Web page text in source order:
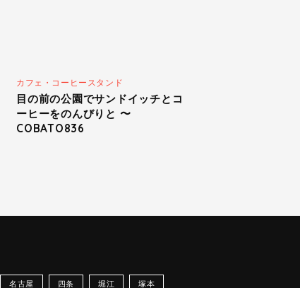
カフェ・コーヒースタンド
目の前の公園でサンドイッチとコ
ーヒーをのんびりと 〜
COBATO836
名古屋 四条 堀江 塚本